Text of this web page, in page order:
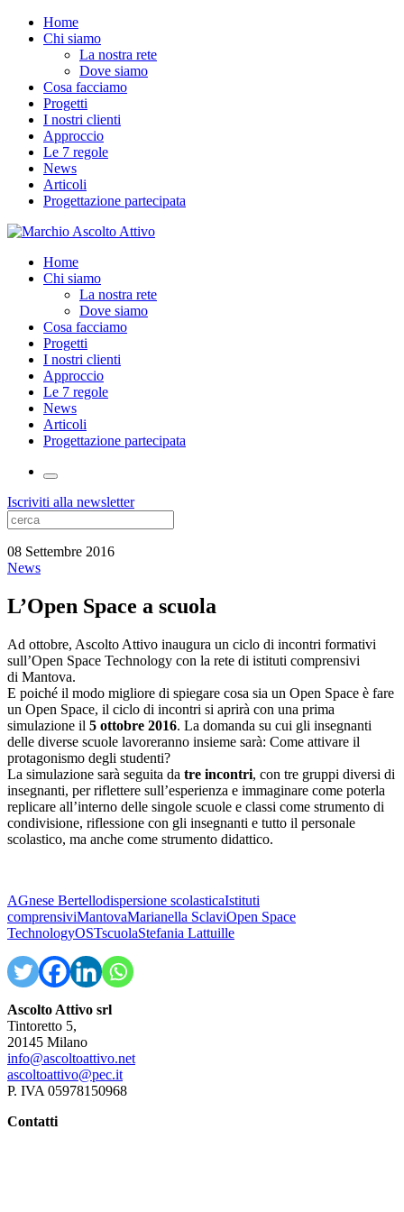
Home
Chi siamo
La nostra rete
Dove siamo
Cosa facciamo
Progetti
I nostri clienti
Approccio
Le 7 regole
News
Articoli
Progettazione partecipata
Home
Chi siamo
La nostra rete
Dove siamo
Cosa facciamo
Progetti
I nostri clienti
Approccio
Le 7 regole
News
Articoli
Progettazione partecipata
Iscriviti alla newsletter
08 Settembre 2016
News
L’Open Space a scuola
Ad ottobre, Ascolto Attivo inaugura un ciclo di incontri formativi
sull’Open Space Technology con la rete di istituti comprensivi
di Mantova.
E poiché il modo migliore di spiegare cosa sia un Open Space è fare
un Open Space, il ciclo di incontri si aprirà con una prima
simulazione il 5 ottobre 2016. La domanda su cui gli insegnanti
delle diverse scuole lavoreranno insieme sarà: Come attivare il
protagonismo degli studenti?
La simulazione sarà seguita da tre incontri, con tre gruppi diversi di
insegnanti, per riflettere sull’esperienza e immaginare come poterla
replicare all’interno delle singole scuole e classi come strumento di
condivisione, riflessione con gli insegnanti e tutto il personale
scolastico, ma anche come strumento didattico.
AGnese Bertellodispersione scolasticaIstituti
comprensiviMantovaMarianella SclaviOpen Space
TechnologyOSTscuolaStefania Lattuille
Ascolto Attivo srl
Tintoretto 5,
20145 Milano
info@ascoltoattivo.net
ascoltoattivo@pec.it
P. IVA 05978150968
Contatti